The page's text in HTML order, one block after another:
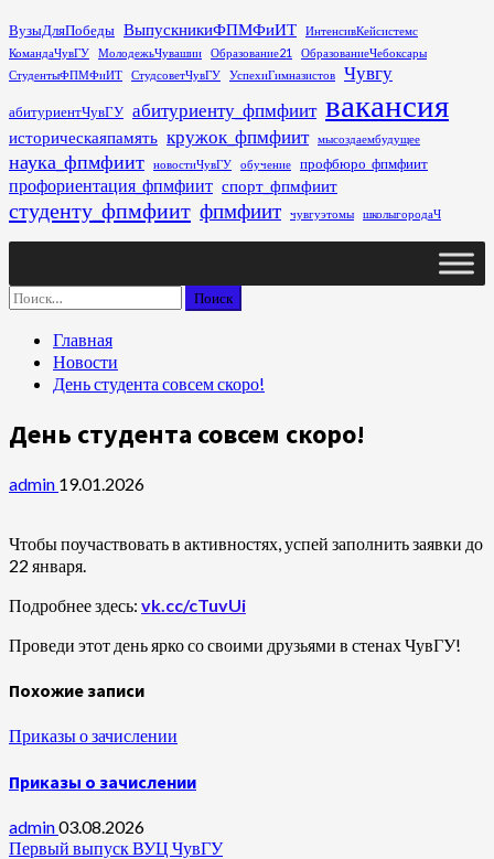
Перейти
к
содержимому
ВузыДляПобеды ВыпускникиФПМФиИТ
ИнтенсивКейсистемс
КомандаЧувГУ
МолодежьЧувашии Образование21
ОбразованиеЧебоксары
СтудентыФПМФиИТ
СтудсоветЧувГУ УспехиГимназистов Чувгу
абитуриентЧувГУ абитуриенту_фпмфиит вакансия
историческаяпамять кружок_фпмфиит мысоздаембудущее
наука_фпмфиит новостиЧувГУ обучение профбюро_фпмфиит
профориентация_фпмфиит спорт_фпмфиит
студенту_фпмфиит фпмфиит чувгуэтомы школыгородаЧ
Основное
Найти:
Главная
Новости
День студента совсем скоро!
День студента совсем скоро!
admin 19.01.2026
Чтобы поучаствовать в активностях, успей заполнить заявки до
22 января.
Подробнее здесь: vk.cc/cTuvUi
Проведи этот день ярко со своими друзьями в стенах ЧувГУ!
Похожие записи
Приказы о зачислении
Приказы о зачислении
admin03.08.2026
Первый выпуск ВУЦ ЧувГУ